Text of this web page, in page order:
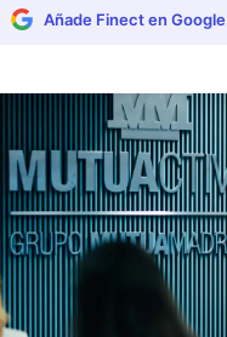
Añade Finect en Google